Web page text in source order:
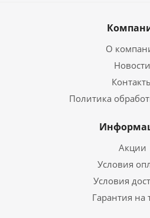
О
Новости
Политика
Акции
Условия
Условия
Гарантия на